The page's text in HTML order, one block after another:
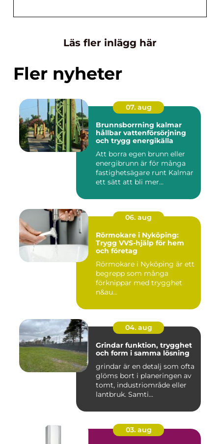
Läs fler inlägg här
Fler nyheter
07. aug
Brunnsborrning kalmar
hållbar vattenförsörjning
och trygg energikälla
Att borra egen brunn eller
energibrunn är för många
fastighetsägare runt Kalmar
ett sätt att bli mer...
06. aug
Rörmokare i Nyköping:
Trygg VVS-hjälp för hem
och företag
Rörmokare i Nyköping är ett
begrepp som många
förknippar med trygghet
n&au...
04. aug
Grindar funktion, trygghet
och form i samma lösning
grindar är en detalj som ofta
glöms bort i planeringen av
tomt, industriområde eller
lantbruk. Samti...
03. aug